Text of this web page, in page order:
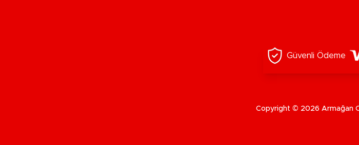
Güvenli Ödeme
Copyright © 2026 Armağan